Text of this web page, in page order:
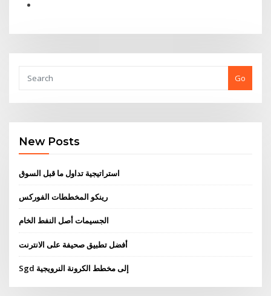
Go
New Posts
استراتيجية تداول ما قبل السوق
رينكو المخططات الفوركس
الجسيمات أصل النفط الخام
أفضل تطبيق صحيفة على الانترنت
Sgd إلى مخطط الكرونة النرويجية